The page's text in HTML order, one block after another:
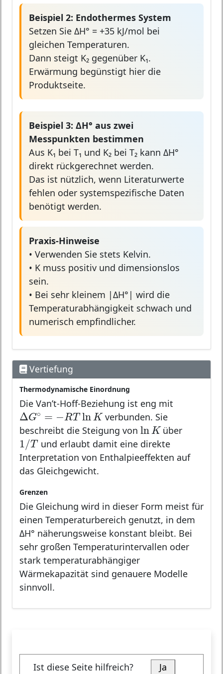
Beispiel 2: Endothermes System
Setzen Sie ΔH° = +35 kJ/mol bei
gleichen Temperaturen.
Dann steigt K₂ gegenüber K₁.
Erwärmung begünstigt hier die
Produktseite.
Beispiel 3: ΔH° aus zwei
Messpunkten bestimmen
Aus K₁ bei T₁ und K₂ bei T₂ kann ΔH°
direkt rückgerechnet werden.
Das ist nützlich, wenn Literaturwerte
fehlen oder systemspezifische Daten
benötigt werden.
Praxis-Hinweise
• Verwenden Sie stets Kelvin.
• K muss positiv und dimensionslos
sein.
• Bei sehr kleinem |ΔH°| wird die
Temperaturabhängigkeit schwach und
numerisch empfindlicher.
Vertiefung
Thermodynamische Einordnung
Die Van’t-Hoff-Beziehung ist eng mit
ΔG∘ = −RT lnK
Δ G∘ TlnK
verbunden. Sie
beschreibt die Steigung von lnK
ln K über
1/T
1/T und erlaubt damit eine direkte
Interpretation von Enthalpieeffekten auf
das Gleichgewicht.
Grenzen
Die Gleichung wird in dieser Form meist für
einen Temperaturbereich genutzt, in dem
ΔH° näherungsweise konstant bleibt. Bei
sehr großen Temperaturintervallen oder
stark temperaturabhängiger
Wärmekapazität sind genauere Modelle
sinnvoll.
Ist diese Seite hilfreich? Ja